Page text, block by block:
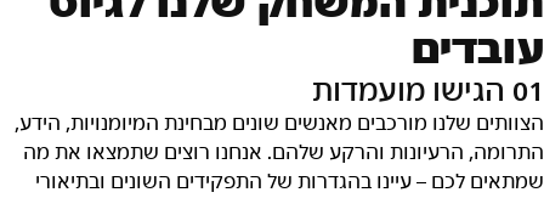
עובדים
01 הגישו מועמדות
הצוותים שלנו מורכבים מאנשים שונים מבחינת המיומנויות, הידע,
התרומה, הרעיונות והרקע שלהם. אנחנו רוצים שתמצאו את מה
שמתאים לכם – עיינו בהגדרות של התפקידים השונים ובתיאורי